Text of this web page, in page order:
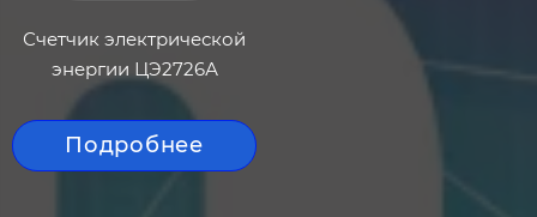
Счетчик электрической
энергии ЦЭ2726А
Подробнее